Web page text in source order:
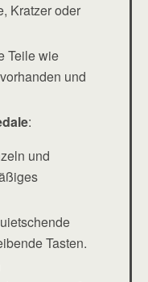
Kratzer oder
Teile wie
und
:
und
Tasten.